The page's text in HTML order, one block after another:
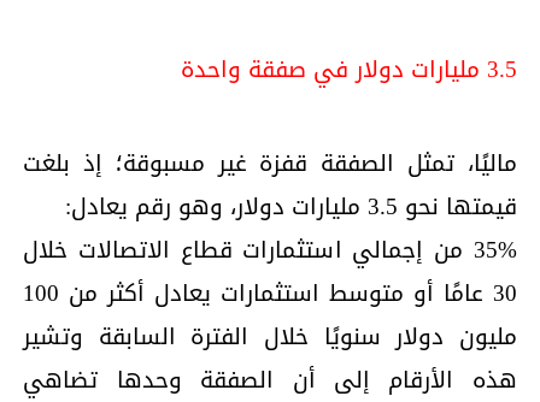
3.5 مليارات دولار في صفقة واحدة
ماليًا، تمثل الصفقة قفزة غير مسبوقة؛ إذ بلغت
قيمتها نحو 3.5 مليارات دولار، وهو رقم يعادل:
35% من إجمالي استثمارات قطاع الاتصالات خلال
30 عامًا أو متوسط استثمارات يعادل أكثر من 100
مليون دولار سنويًا خلال الفترة السابقة وتشير
هذه الأرقام إلى أن الصفقة وحدها تضاهي